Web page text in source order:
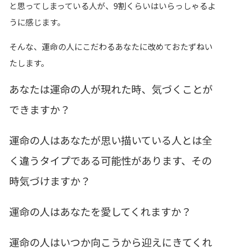
と思ってしまっている人が、9割くらいはいらっしゃるよ
うに感じます。
そんな、運命の人にこだわるあなたに改めておたずねい
たします。
あなたは運命の人が現れた時、気づくことが
できますか？
運命の人はあなたが思い描いている人とは全
く違うタイプである可能性があります、その
時気づけますか？
運命の人はあなたを愛してくれますか？
運命の人はいつか向こうから迎えにきてくれ